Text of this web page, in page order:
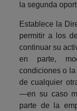
la segunda
Establece la
permitir a los
continuar su
en parte,
condiciones o
de cualquier
―en su caso
parte de la